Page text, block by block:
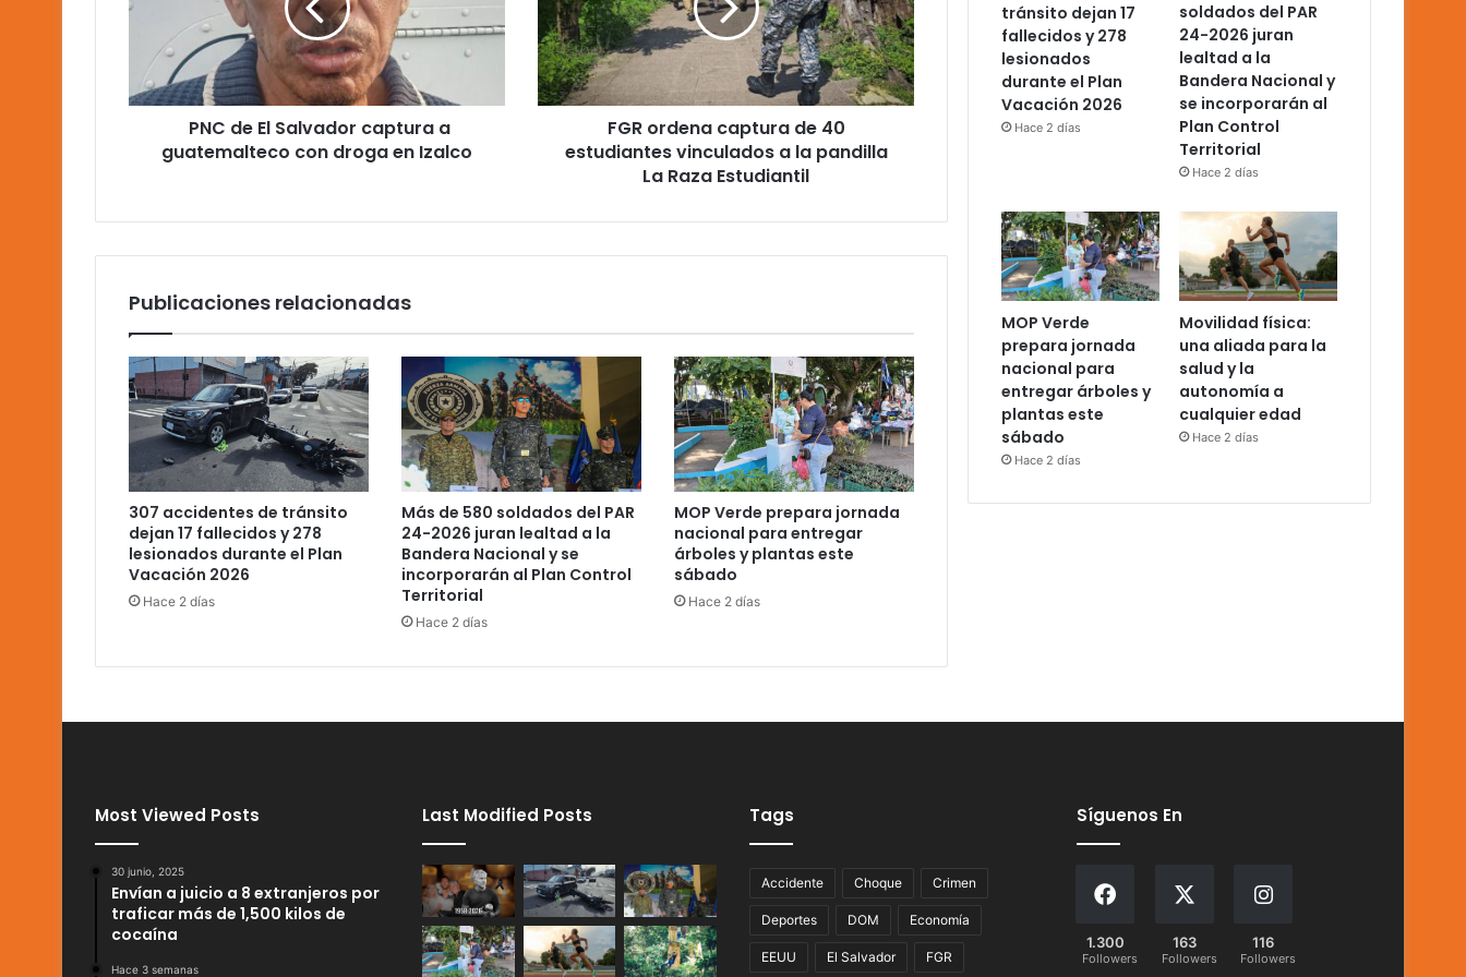
captura
guatemalteco
con
droga
Izalco
PNC de El Salvador captura a
guatemalteco con droga en Izalco
estudiantes
vinculados
a
la
FGR ordena captura de 40
estudiantes vinculados a la pandilla
La Raza Estudiantil
Publicaciones relacionadas
307 accidentes de tránsito
dejan 17 fallecidos y 278
lesionados durante el Plan
Vacación 2026
Hace 2 días
Más de 580 soldados del PAR
24-2026 juran lealtad a la
Bandera Nacional y se
incorporarán al Plan Control
Territorial
Hace 2 días
MOP Verde prepara jornada
nacional para entregar
árboles y plantas este
sábado
Hace 2 días
tránsito dejan 17
fallecidos y 278
lesionados
durante el Plan
Vacación 2026
Hace 2 días
soldados del PAR
24-2026 juran
lealtad a la
Bandera Nacional y
se incorporarán al
Plan Control
Territorial
Hace 2 días
MOP Verde
prepara jornada
nacional para
entregar árboles y
plantas este
sábado
Hace 2 días
Movilidad física:
una aliada para la
salud y la
autonomía a
cualquier edad
Hace 2 días
Most Viewed Posts
30 junio, 2025
Envían a juicio a 8 extranjeros por
traficar más de 1,500 kilos de
cocaína
Hace 3 semanas
Last Modified Posts Tags
Accidente Choque Crimen
Deportes DOM Economía
EEUU El Salvador FGR
Síguenos En
1.300
Followers
163
Followers
116
Followers